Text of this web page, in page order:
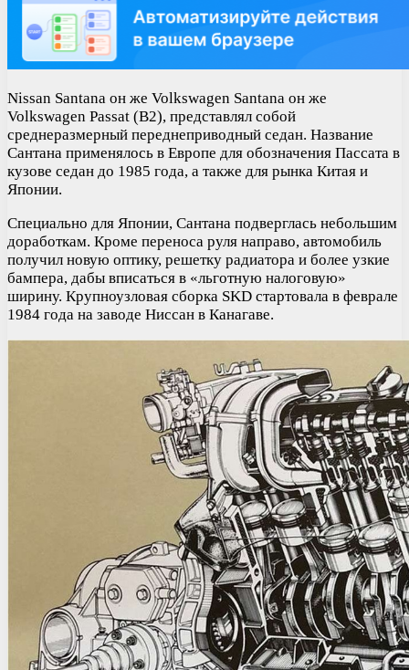
Nissan Santana он же Volkswagen Santana он же
Volkswagen Passat (B2), представлял собой
среднеразмерный переднеприводный седан. Название
Сантана применялось в Европе для обозначения Пассата в
кузове седан до 1985 года, а также для рынка Китая и
Японии.
Специально для Японии, Сантана подверглась небольшим
доработкам. Кроме переноса руля направо, автомобиль
получил новую оптику, решетку радиатора и более узкие
бампера, дабы вписаться в «льготную налоговую»
ширину. Крупноузловая сборка SKD стартовала в феврале
1984 года на заводе Ниссан в Канагаве.